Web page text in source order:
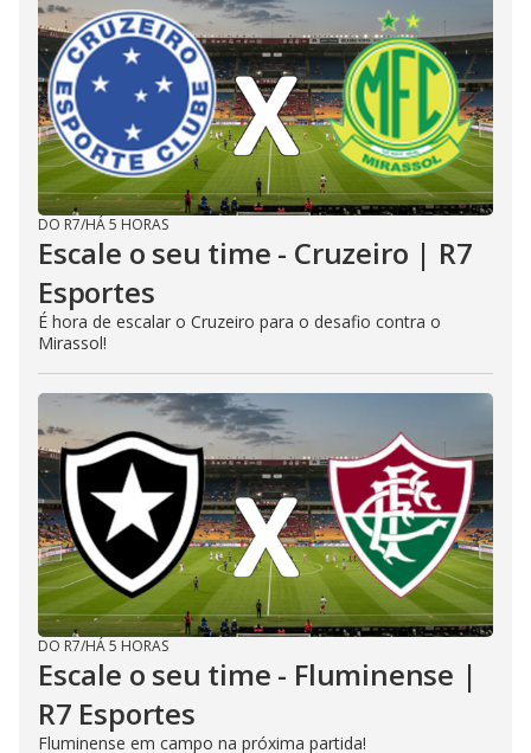
DO R7/HÁ 5 HORAS
Escale o seu time - Cruzeiro | R7
Esportes
É hora de escalar o Cruzeiro para o desafio contra o
Mirassol!
DO R7/HÁ 5 HORAS
Escale o seu time - Fluminense |
R7 Esportes
Fluminense em campo na próxima partida!